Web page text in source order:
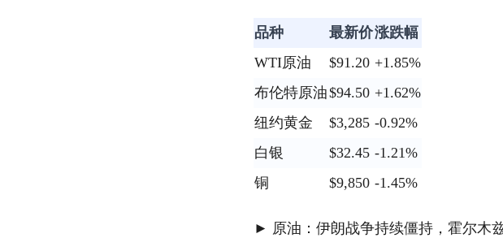
品种 最新价涨跌幅
WTI原油
$91.20 +1.85%
布伦特原油$94.50 +1.62%
纽约黄金
$3,285 -0.92%
白银
$32.45 -1.21%
铜
$9,850 -1.45%
► 原油：伊朗战争持续僵持，霍尔木